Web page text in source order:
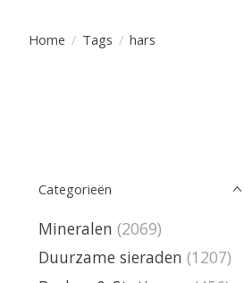
Home / Tags / hars
Categorieën
Mineralen (2069)
Duurzame sieraden (1207)